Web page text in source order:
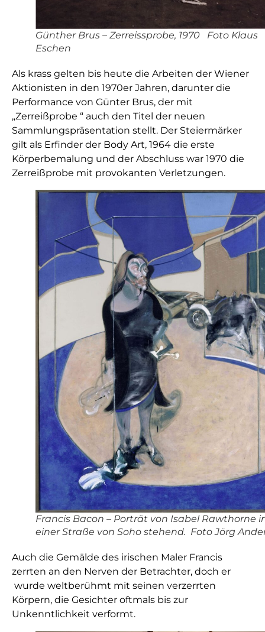
Günther Brus – Zerreissprobe, 1970 Foto Klaus
Eschen
Als krass gelten bis heute die Arbeiten der Wiener
Aktionisten in den 1970er Jahren, darunter die
Performance von Günter Brus, der mit
„Zerreißprobe “ auch den Titel der neuen
Sammlungspräsentation stellt. Der Steiermärker
gilt als Erfinder der Body Art, 1964 die erste
Körperbemalung und der Abschluss war 1970 die
Zerreißprobe mit provokanten Verletzungen.
Francis Bacon – Porträt von Isabel Rawthorne
einer Straße von Soho stehend. Foto Jörg
Auch die Gemälde des irischen Maler Francis
zerrten an den Nerven der Betrachter, doch er
wurde weltberühmt mit seinen verzerrten
Körpern, die Gesichter oftmals bis zur
Unkenntlichkeit verformt.